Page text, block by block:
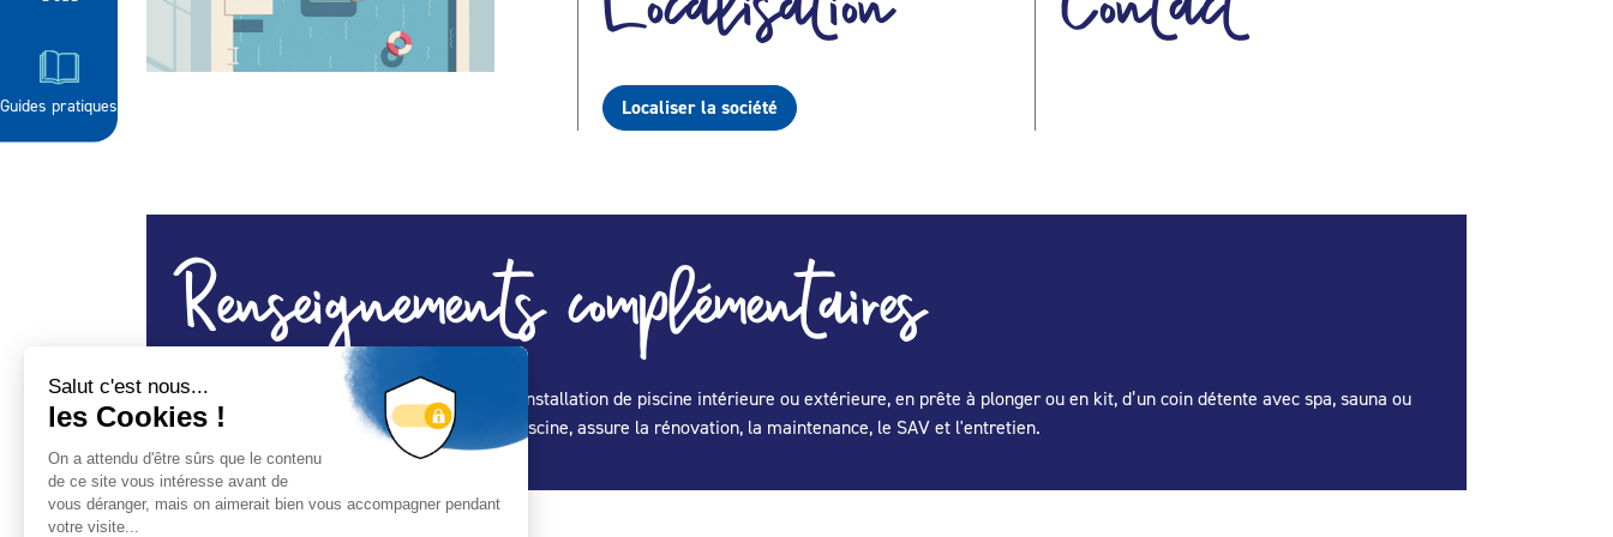
Guides pratiques Localiser la société
Renseignements complémentaires
Entreprise certifiée ISO 9001. Construction, installation de piscine intérieure ou extérieure, en prête à plonger ou en kit, d’un coin détente avec spa, sauna ou
hammam. Installe également des abris de piscine, assure la rénovation, la maintenance, le SAV et l'entretien.